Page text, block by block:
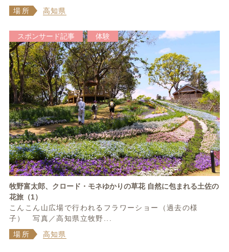
場所
高知県
スポンサード記事 体験
牧野富太郎、クロード・モネゆかりの草花 自然に包まれる土佐の
花旅（1）
こんこん山広場で行われるフラワーショー（過去の様
子） 写真／高知県立牧野...
場所
高知県